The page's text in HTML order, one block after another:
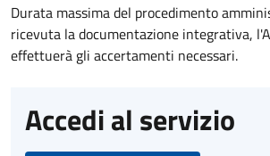
Durata massima del procedimento
ricevuta la documentazione integrativa,
effettuerà gli accertamenti necessari.
Accedi al servizio